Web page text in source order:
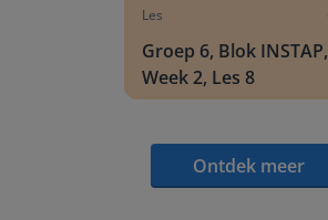
Les
Groep 6, Blok INSTAP,
Week 2, Les 8
Ontdek meer